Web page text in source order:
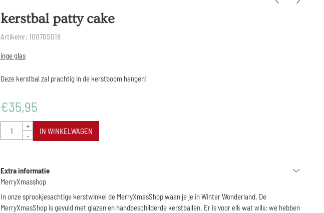
kerstbal patty cake
Artikelnr: 10070S018
inge glas
Deze kerstbal zal prachtig in de kerstboom hangen!
€35,95
Aantal
+
-
IN WINKELWAGEN
Extra informatie
MerryXmasshop
In onze sprookjesachtige kerstwinkel de MerryXmasShop waan je je in Winter Wonderland. De
MerryXmasShop is gevuld met glazen en handbeschilderde kerstballen. Er is voor elk wat wils: we hebben